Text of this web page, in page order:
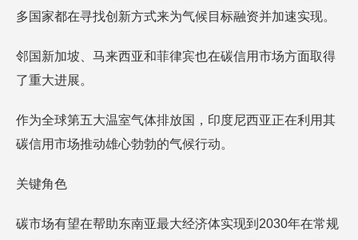
多国家都在寻找创新方式来为气候目标融资并加速实现。
邻国新加坡、马来西亚和菲律宾也在碳信用市场方面取得
了重大进展。
作为全球第五大温室气体排放国，印度尼西亚正在利用其
碳信用市场推动雄心勃勃的气候行动。
关键角色
碳市场有望在帮助东南亚最大经济体实现到2030年在常规